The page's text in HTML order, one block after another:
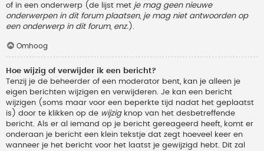
of in een onderwerp (de lijst met je mag geen nieuwe
onderwerpen in dit forum plaatsen, je mag niet antwoorden op
een onderwerp in dit forum, enz. ).
Omhoog
Hoe wijzig of verwijder ik een bericht?
Tenzij je de beheerder of een moderator bent, kan je alleen je
eigen berichten wijzigen en verwijderen. Je kan een bericht
wijzigen (soms maar voor een beperkte tijd nadat het geplaatst
is) door te klikken op de wijzigknop van het desbetreffende
bericht. Als er al iemand op je bericht gereageerd heeft, komt er
onderaan je bericht een klein tekstje dat zegt hoeveel keer en
wanneer je het bericht voor het laatst je gewijzigd hebt. Dit zal